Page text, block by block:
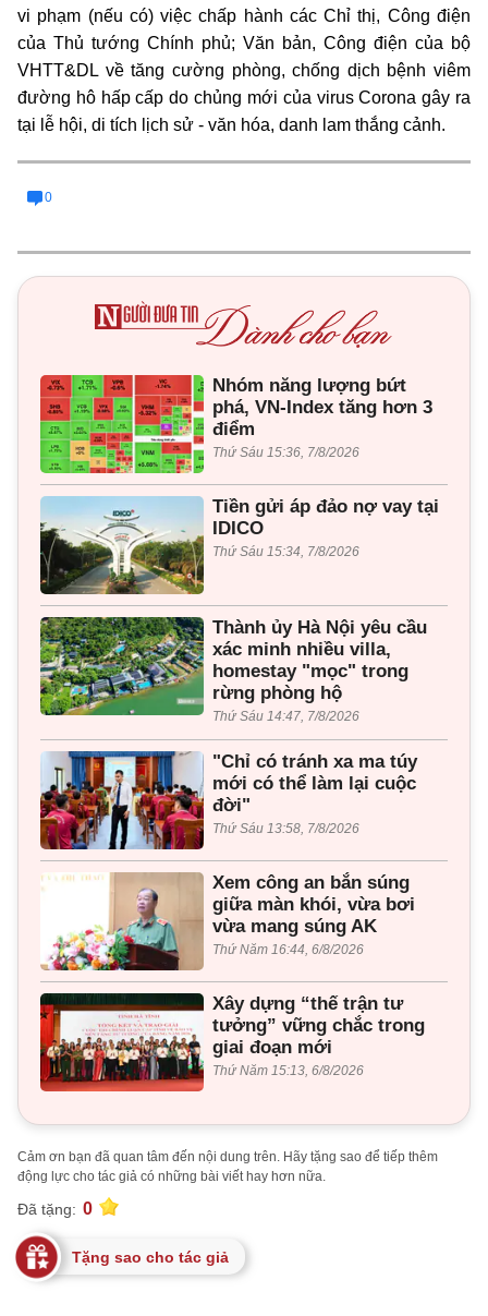
vi phạm (nếu có) việc chấp hành các Chỉ thị, Công điện
của Thủ tướng Chính phủ; Văn bản, Công điện của bộ
VHTT&DL về tăng cường phòng, chống dịch bệnh viêm
đường hô hấp cấp do chủng mới của virus Corona gây ra
tại lễ hội, di tích lịch sử - văn hóa, danh lam thắng cảnh.
0
Nhóm năng lượng bứt
phá, VN-Index tăng hơn 3
điểm
Thứ Sáu 15:36, 7/8/2026
Tiền gửi áp đảo nợ vay tại
IDICO
Thứ Sáu 15:34, 7/8/2026
Thành ủy Hà Nội yêu cầu
xác minh nhiều villa,
homestay "mọc" trong
rừng phòng hộ
Thứ Sáu 14:47, 7/8/2026
"Chỉ có tránh xa ma túy
mới có thể làm lại cuộc
đời"
Thứ Sáu 13:58, 7/8/2026
Xem công an bắn súng
giữa màn khói, vừa bơi
vừa mang súng AK
Thứ Năm 16:44, 6/8/2026
Xây dựng “thế trận tư
tưởng” vững chắc trong
giai đoạn mới
Thứ Năm 15:13, 6/8/2026
Cảm ơn bạn đã quan tâm đến nội dung trên. Hãy tặng sao để tiếp thêm
động lực cho tác giả có những bài viết hay hơn nữa.
Đã tặng: 0
Tặng sao cho tác giả